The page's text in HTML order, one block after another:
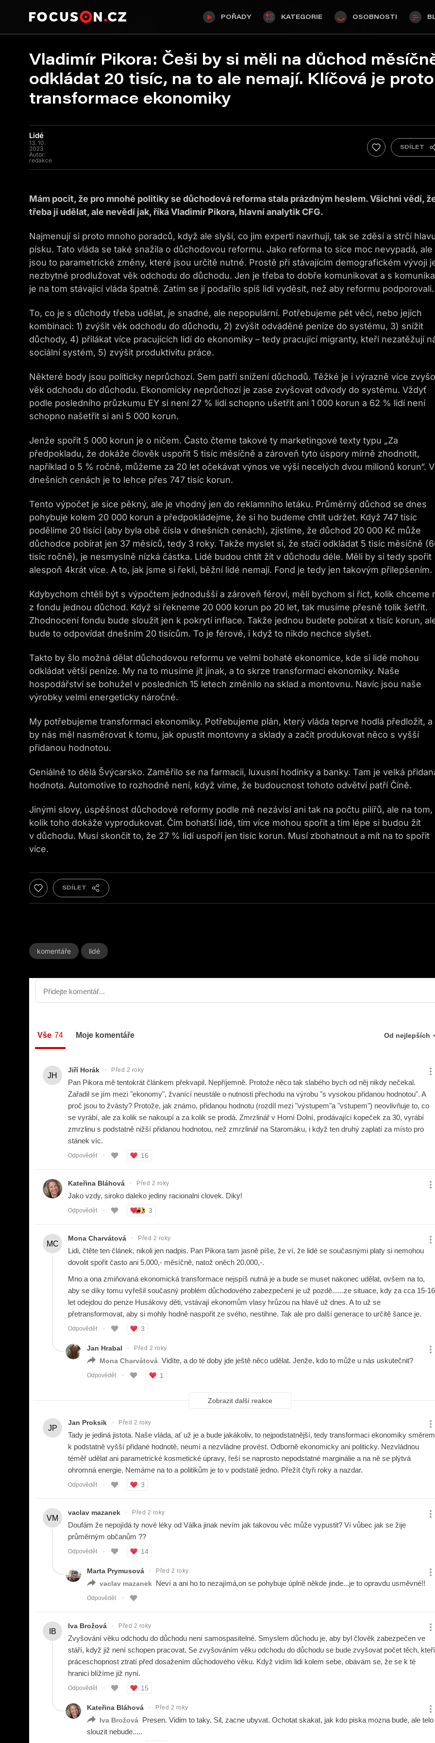
POŘADY KATEGORIE OSOBNOSTI
Vladimír Pikora: Češi by si měli na důchod
odkládat 20 tisíc, na to ale nemají. Klíčová je proto
transformace ekonomiky
Lidé
13. 10.
2023
Autor:
redakce
Mám pocit, že pro mnohé politiky se důchodová reforma stala prázdným heslem. Všichni vědí,
třeba ji udělat, ale nevědí jak, říká Vladimír Pikora, hlavní analytik CFG.
Najmenují si proto mnoho poradců, když ale slyší, co jim experti navrhují, tak se zděsí a strčí
písku. Tato vláda se také snažila o důchodovou reformu. Jako reforma to sice moc nevypadá, ale
jsou to parametrické změny, které jsou určitě nutné. Prostě při stávajícím demografickém vývoji
nezbytné prodlužovat věk odchodu do důchodu. Jen je třeba to dobře komunikovat a s
je na tom stávající vláda špatně. Zatím se jí podařilo spíš lidi vyděsit, než aby reformu podporovali.
To, co je s důchody třeba udělat, je snadné, ale nepopulární. Potřebujeme pět věcí, nebo jejich
kombinaci: 1) zvýšit věk odchodu do důchodu, 2) zvýšit odváděné peníze do systému, 3) snížit
důchody, 4) přilákat více pracujících lidí do ekonomiky – tedy pracující migranty, kteří nezatěžují
sociální systém, 5) zvýšit produktivitu práce.
Některé body jsou politicky neprůchozí. Sem patří snížení důchodů. Těžké je i výrazně více
věk odchodu do důchodu. Ekonomicky neprůchozí je zase zvyšovat odvody do systému. Vždyť
podle posledního průzkumu EY si není 27 % lidí schopno ušetřit ani 1 000 korun a 62 % lidí není
schopno našetřit si ani 5 000 korun.
Jenže spořit 5 000 korun je o ničem. Často čteme takové ty marketingové texty typu „Za
předpokladu, že dokáže člověk uspořit 5 tisíc měsíčně a zároveň tyto úspory mírně zhodnotit,
například o 5 % ročně, můžeme za 20 let očekávat výnos ve výši necelých dvou milionů korun“. V
dnešních cenách je to lehce přes 747 tisíc korun.
Tento výpočet je sice pěkný, ale je vhodný jen do reklamního letáku. Průměrný důchod se dnes
pohybuje kolem 20 000 korun a předpokládejme, že si ho budeme chtít udržet. Když 747 tisíc
podělíme 20 tisíci (aby byla obě čísla v dnešních cenách), zjistíme, že důchod 20 000 Kč může
důchodce pobírat jen 37 měsíců, tedy 3 roky. Takže myslet si, že stačí odkládat 5 tisíc měsíčně
tisíc ročně), je nesmyslně nízká částka. Lidé budou chtít žít v důchodu déle. Měli by si tedy spořit
alespoň 4krát více. A to, jak jsme si řekli, běžní lidé nemají. Fond je tedy jen takovým přilepšením.
Kdybychom chtěli být s výpočtem jednodušší a zároveň féroví, měli bychom si říct, kolik chceme
z fondu jednou důchod. Když si řekneme 20 000 korun po 20 let, tak musíme přesně tolik šetřit.
Zhodnocení fondu bude sloužit jen k pokrytí inflace. Takže jednou budete pobírat x tisíc korun,
bude to odpovídat dnešním 20 tisícům. To je férové, i když to nikdo nechce slyšet.
Takto by šlo možná dělat důchodovou reformu ve velmi bohaté ekonomice, kde si lidé mohou
odkládat větší peníze. My na to musíme jít jinak, a to skrze transformaci ekonomiky. Naše
hospodářství se bohužel v posledních 15 letech změnilo na sklad a montovnu. Navíc jsou naše
výrobky velmi energeticky náročné.
My potřebujeme transformaci ekonomiky. Potřebujeme plán, který vláda teprve hodlá předložit, a
by nás měl nasměrovat k tomu, jak opustit montovny a sklady a začít produkovat něco s vyšší
přidanou hodnotou.
Geniálně to dělá Švýcarsko. Zaměřilo se na farmacii, luxusní hodinky a banky. Tam je velká
hodnota. Automotive to rozhodně není, když víme, že budoucnost tohoto odvětví patří Číně.
Jinými slovy, úspěšnost důchodové reformy podle mě nezávisí ani tak na počtu pilířů, ale na tom,
kolik toho dokáže vyprodukovat. Čím bohatší lidé, tím více mohou spořit a tím lépe si budou žít
v důchodu. Musí skončit to, že 27 % lidí uspoří jen tisíc korun. Musí zbohatnout a mít na to spořit
více.
komentáře lidé